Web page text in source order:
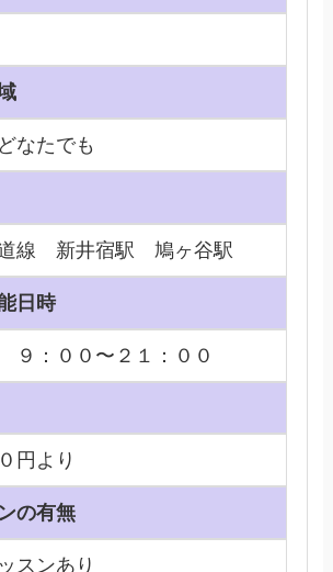
なたでも
線 新井宿駅 鳩ヶ谷駅
日時
９：００〜２１：００
円より
の有無
スンあり